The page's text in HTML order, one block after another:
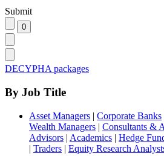
Submit
DECYPHA packages
By Job Title
Asset Managers | Corporate Banks
Wealth Managers | Consultants &
Advisors | Academics | Hedge
| Traders | Equity Research